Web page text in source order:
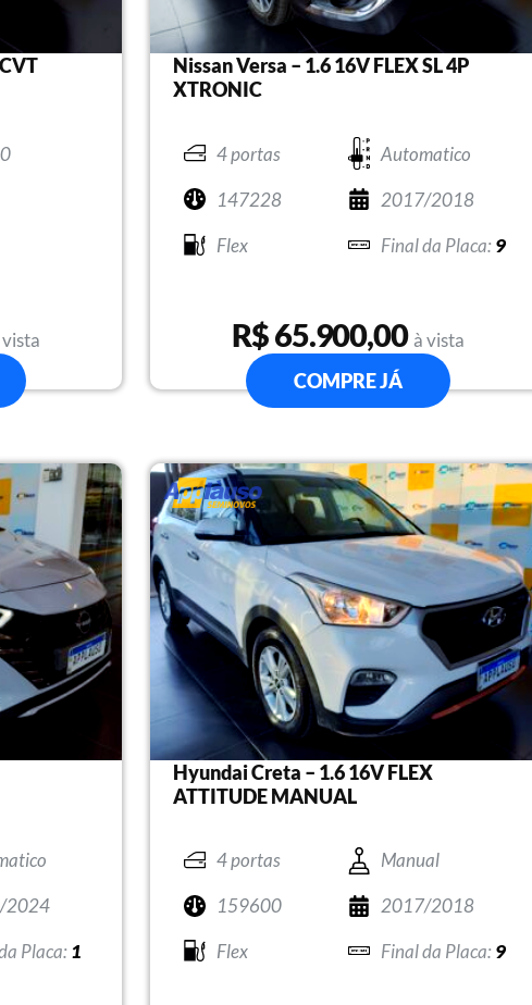
vista
Nissan Versa – 1.6 16V FLEX SL 4P
XTRONIC
4 portas
Automatico
147228
2017/2018
Flex
9
R$ 65.900,00 à vista
COMPRE JÁ
2024
1
Hyundai Creta – 1.6 16V FLEX
ATTITUDE MANUAL
4 portas
Manual
159600
2017/2018
Flex
9